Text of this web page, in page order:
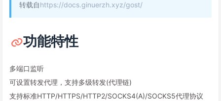
转载自https://docs.ginuerzh.xyz/gost/
功能特性
多端口监听
可设置转发代理，支持多级转发(代理链)
支持标准HTTP/HTTPS/HTTP2/SOCKS4(A)/SOCKS5代理协议